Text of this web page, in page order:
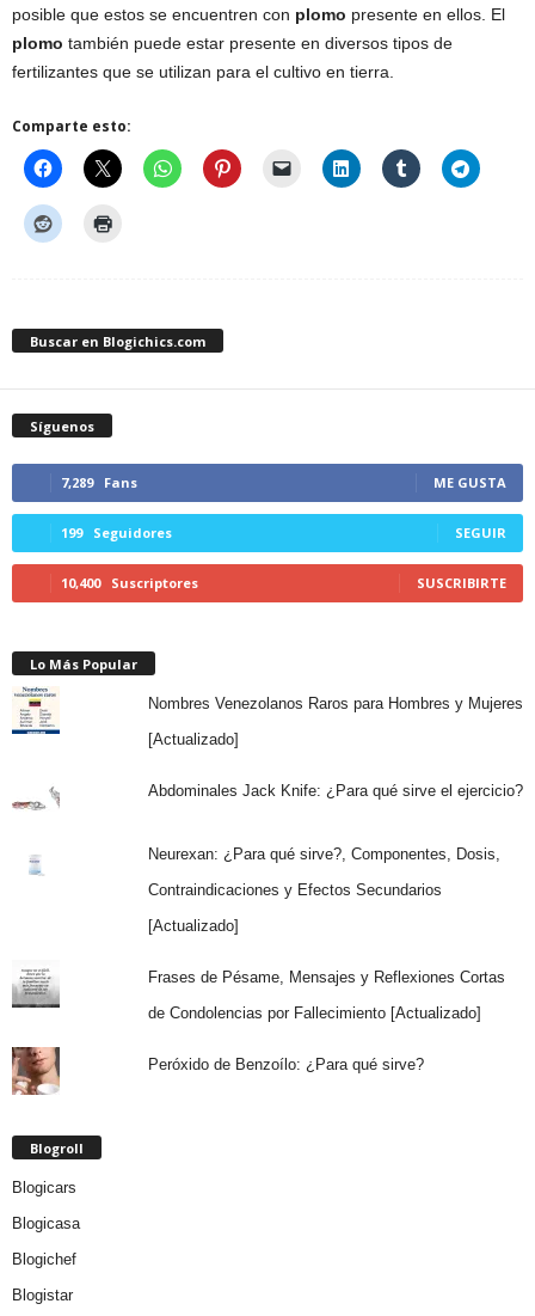
posible que estos se encuentren con plomo presente en ellos. El
plomo también puede estar presente en diversos tipos de
fertilizantes que se utilizan para el cultivo en tierra.
Comparte esto:
Buscar en Blogichics.com
Síguenos
7,289 Fans ME GUSTA
199 Seguidores SEGUIR
10,400 Suscriptores SUSCRIBIRTE
Lo Más Popular
Nombres Venezolanos Raros para Hombres y Mujeres
[Actualizado]
Abdominales Jack Knife: ¿Para qué sirve el ejercicio?
Neurexan: ¿Para qué sirve?, Componentes, Dosis,
Contraindicaciones y Efectos Secundarios
[Actualizado]
Frases de Pésame, Mensajes y Reflexiones Cortas
de Condolencias por Fallecimiento [Actualizado]
Peróxido de Benzoílo: ¿Para qué sirve?
Blogroll
Blogicars
Blogicasa
Blogichef
Blogistar